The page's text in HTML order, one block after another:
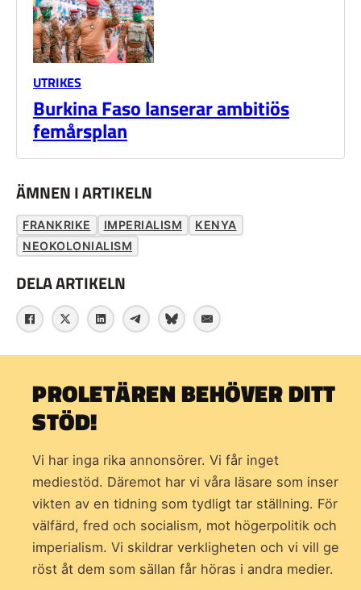
UTRIKES
Burkina Faso lanserar ambitiös
femårsplan
ÄMNEN I ARTIKELN
FRANKRIKE IMPERIALISM
KENYA
NEOKOLONIALISM
DELA ARTIKELN
PROLETÄREN BEHÖVER DITT
STÖD!
Vi har inga rika annonsörer. Vi får inget
mediestöd. Däremot har vi våra läsare som inser
vikten av en tidning som tydligt tar ställning. För
välfärd, fred och socialism, mot högerpolitik och
imperialism. Vi skildrar verkligheten och vi vill ge
röst åt dem som sällan får höras i andra medier.